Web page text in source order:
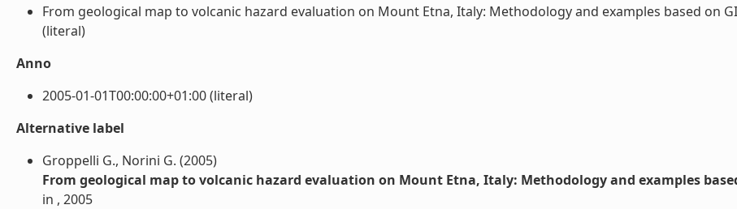
From geological map to volcanic hazard evaluation on Mount Etna, Italy: Methodology and examples based on
(literal)
Anno
2005-01-01T00:00:00+01:00 (literal)
Alternative label
Groppelli G., Norini G. (2005)
From geological map to volcanic hazard evaluation on Mount Etna, Italy: Methodology and examples
in , 2005